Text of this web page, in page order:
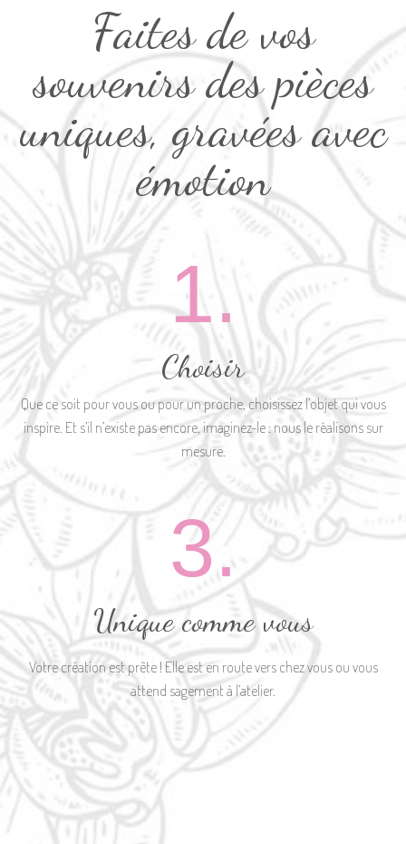
Faites de vos
souvenirs des pièces
uniques, gravées avec
émotion
1.
Choisir
Que ce soit pour vous ou pour un proche, choisissez l’objet qui vous
inspire. Et s’il n’existe pas encore, imaginez-le : nous le réalisons sur
mesure.
3.
Unique comme vous
Votre création est prête ! Elle est en route vers chez vous ou vous
attend sagement à l’atelier.